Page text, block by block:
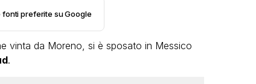
preferite su Google
vinta da Moreno, si è sposato in Messico
.